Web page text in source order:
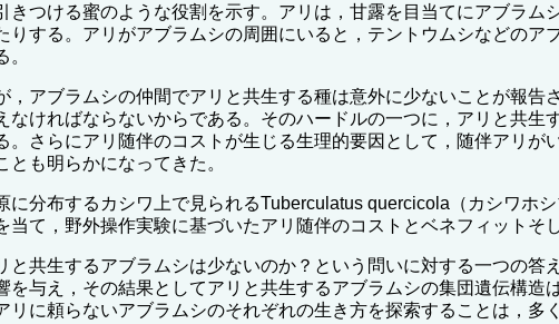
きつける蜜のような役割を示す。アリは，甘露を目当てにアブラ
りする。アリがアブラムシの周囲にいると，テントウムシなどの
，アブラムシの仲間でアリと共生する種は意外に少ないことが報告
なければならないからである。そのハードルの一つに，アリと共
。さらにアリ随伴のコストが生じる生理的要因として，随伴アリが
も明らかになってきた。
に分布するカシワ上で見られるTuberculatus quercicola（カシワホ
て，野外操作実験に基づいたアリ随伴のコストとベネフィットそ
と共生するアブラムシは少ないのか？という問いに対する一つの
を与え，その結果としてアリと共生するアブラムシの集団遺伝構造
リに頼らないアブラムシのそれぞれの生き方を探索することは，多